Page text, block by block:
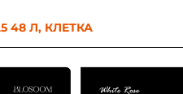
48 Л, КЛЕТКА